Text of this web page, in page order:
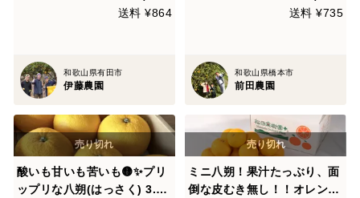
送料 ¥864
和歌山県有田市
伊藤農園
送料 ¥735
和歌山県橋本市
前田農園
酸いも甘いも苦いも🟡✨プリ
ップリな八朔(はっさく) 3.5k
ミニ八朔！果汁たっぶり、面
倒な皮むき無し！！オレンジ